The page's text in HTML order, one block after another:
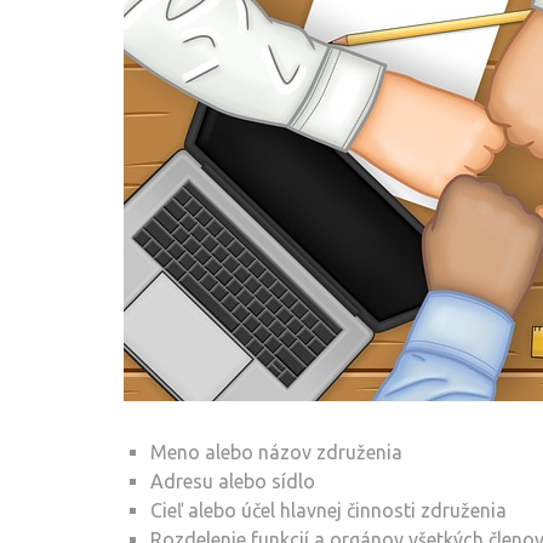
Meno alebo názov združenia
Adresu alebo sídlo
Cieľ alebo účel hlavnej činnosti združenia